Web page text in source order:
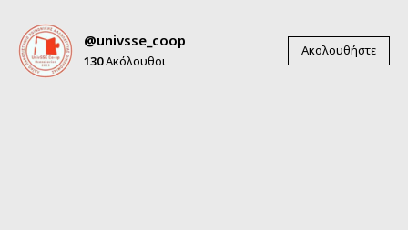
@univsse_coop
130Ακόλουθοι
Ακολουθήστε